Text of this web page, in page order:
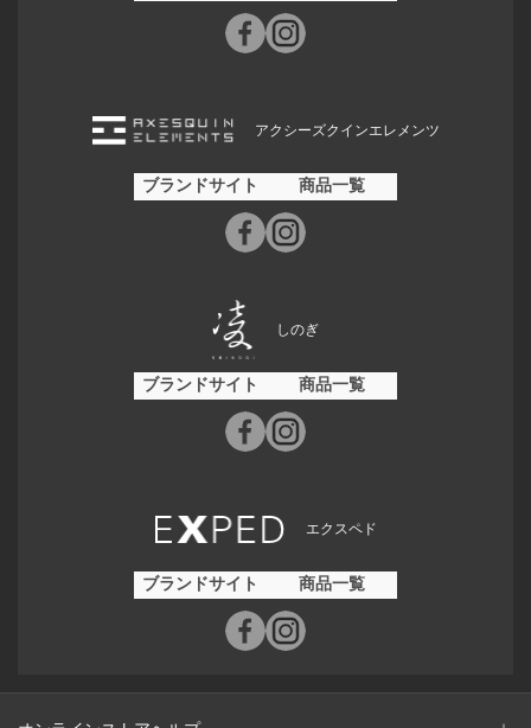
アクシーズクインエレメンツ
ブランドサイト 商品一覧
しのぎ
ブランドサイト 商品一覧
エクスペド
ブランドサイト 商品一覧